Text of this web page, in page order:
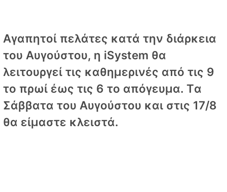
Αγαπητοί πελάτες κατά την διάρκεια
του Αυγούστου, η iSystem θα
λειτουργεί τις καθημερινές από τις 9
το πρωί έως τις 6 το απόγευμα. Tα
Σάββατα του Αυγούστου και στις 17/8
θα είμαστε κλειστά.